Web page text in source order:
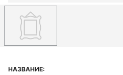
НАЗВАНИЕ: